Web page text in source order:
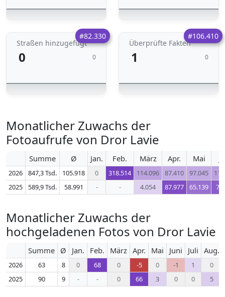
#82.330
Straßen hinzugefügt
0 0
#106.410
Überprüfte Fakten
1 0
Monatlicher Zuwachs der
Fotoaufrufe von Dror Lavie
Summe Ø Jan. Feb. März Apr. Mai
2026 847,3 Tsd. 105.918 0 318.514 114.096 87.410 97.045
2025
589,9 Tsd. 58.991 - - 4.054 87.977 65.139
Monatlicher Zuwachs der
hochgeladenen Fotos von Dror Lavie
Summe Ø Jan. Feb. März Apr. Mai Juni Juli Aug.
2026 63 8 0 68 0 -5 0 -1 1
0
2025
90 9 - - 0 66 3 0 0 5